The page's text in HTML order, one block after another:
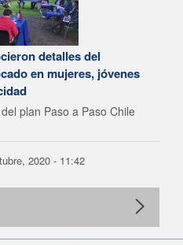
detalles del
en mujeres, jóvenes
plan Paso a Paso Chile
2020 - 11:42